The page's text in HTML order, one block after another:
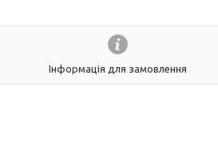
Інформація для замовлення